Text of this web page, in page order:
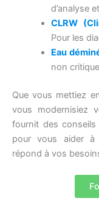
d’analyse
CLRW
Pour les
Eau
non
Que vous mettiez
vous modernisiez
fournit des conseils
pour vous aider à
répond à vos